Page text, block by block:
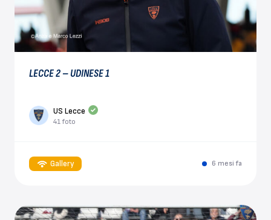
LECCE 2 – UDINESE 1
US Lecce
41 foto
Gallery 6 mesi fa